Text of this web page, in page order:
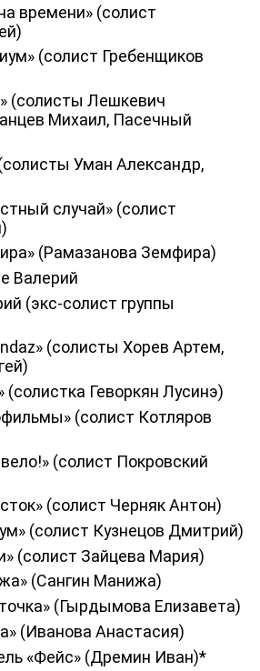
времени» (солист
(солист Гребенщиков
(солисты Лешкевич
Михаил, Пасечный
Уман Александр,
случай» (солист
(Рамазанова Земфира)
Валерий
(экс-солист группы
(солисты Хорев Артем,
(солистка Геворкян Лусинэ)
(солист Котляров
(солист Покровский
(солист Черняк Антон)
(солист Кузнецов Дмитрий)
(солист Зайцева Мария)
(Сангин Манижа)
(Гырдымова Елизавета)
(Иванова Анастасия)
«Фейс» (Дремин Иван)*